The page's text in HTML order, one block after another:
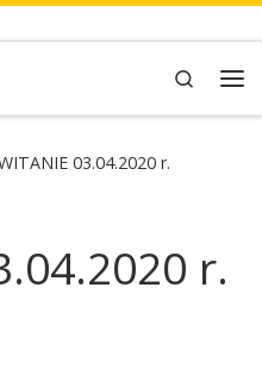
Search
03.04.2020 r.
r.